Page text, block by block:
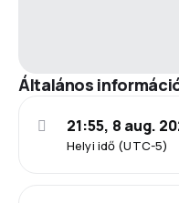
Általános
Helyi idő (UTC-5)
21:55, 8 aug.